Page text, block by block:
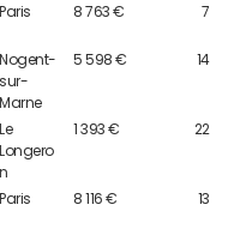
Paris 8 763 € 7
Nogent-
sur-
Marne
5 598 € 14
Le
Longero
n
1 393 € 22
Paris 8 116 € 13